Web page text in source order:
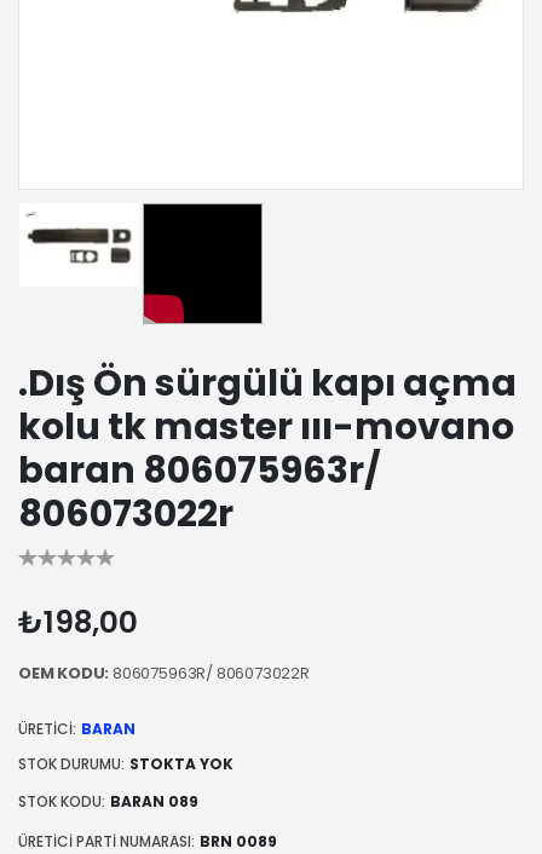
.Dış Ön sürgülü kapı açma
kolu tk master ııı-movano
baran 806075963r/
806073022r
₺198,00
OEM KODU:806075963R/ 806073022R
ÜRETICI: BARAN
STOK DURUMU: STOKTA YOK
STOK KODU: BARAN 089
ÜRETICI PARTI NUMARASI: BRN 0089